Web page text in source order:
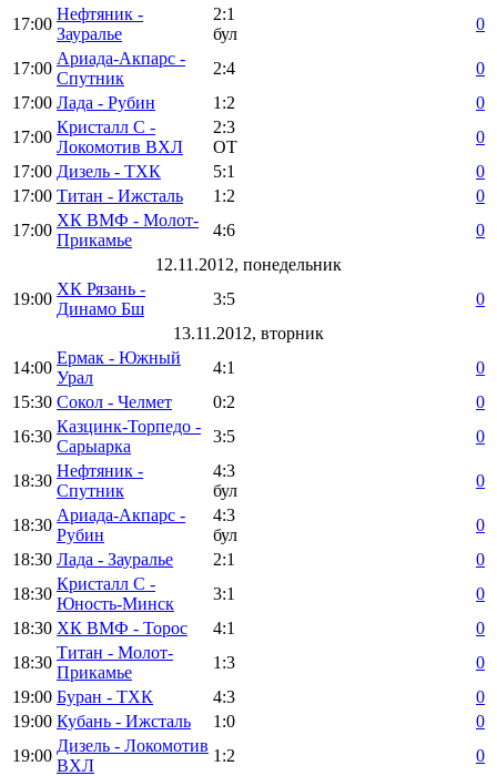
17:00
Нефтяник -
Зауралье
2:1
бул
0
17:00
Ариада-Акпарс -
Спутник
2:4
0
17:00 Лада - Рубин 1:2
0
17:00
Кристалл С -
Локомотив ВХЛ
2:3
ОТ
0
17:00 Дизель - ТХК 5:1
0
17:00 Титан - Ижсталь 1:2
0
17:00
ХК ВМФ - Молот-
Прикамье
4:6
0
12.11.2012, понедельник
19:00
ХК Рязань -
Динамо Бш
3:5
0
13.11.2012, вторник
14:00
Ермак - Южный
Урал
4:1
0
15:30 Сокол - Челмет 0:2
0
16:30
Казцинк-Торпедо -
Сарыарка
3:5 0
18:30
Нефтяник -
Спутник
4:3
бул
0
18:30
Ариада-Акпарс -
Рубин
4:3
бул
0
18:30 Лада - Зауралье 2:1
0
18:30
Кристалл С -
Юность-Минск
3:1
0
18:30 ХК ВМФ - Торос 4:1
0
18:30
Титан - Молот-
Прикамье
1:3
0
19:00 Буран - ТХК 4:3
0
19:00 Кубань - Ижсталь 1:0
0
19:00
Дизель - Локомотив
ВХЛ
1:2
0